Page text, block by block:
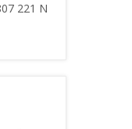
221 N